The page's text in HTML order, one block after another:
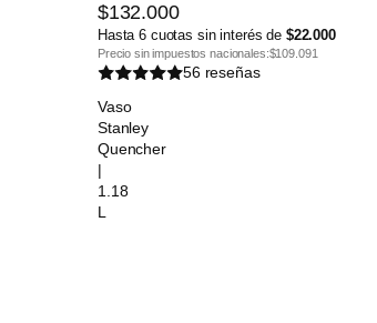
$132.000
Hasta 6 cuotas sin interés de $22.000
Precio sin impuestos nacionales:$109.091
56 reseñas
Vaso
Stanley
Quencher
|
1.18
L